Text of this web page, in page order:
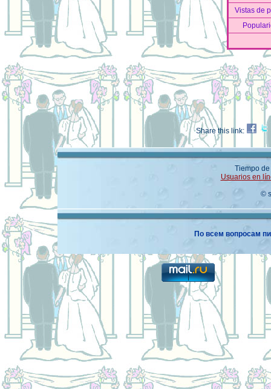
Vistas de
Share this link:
Tiempo
Usuarios en
©
По всем вопросам